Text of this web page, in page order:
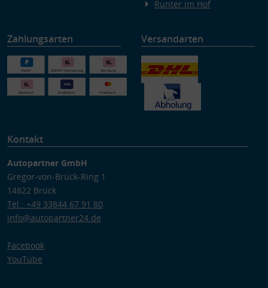
Runter im Hof
Zahlungsarten Versandarten
Kontakt
Autopartner GmbH
Gregor-von-Brück-Ring 1
14822 Brück
Tel.: +49 33844 67 91 80
info@autopartner24.de
Facebook
YouTube